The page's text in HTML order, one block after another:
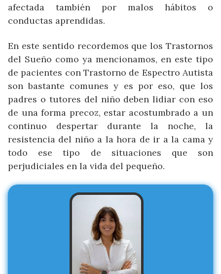
afectada también por malos hábitos o
conductas aprendidas.
En este sentido recordemos que los Trastornos
del Sueño como ya mencionamos, en este tipo
de pacientes con Trastorno de Espectro Autista
son bastante comunes y es por eso, que los
padres o tutores del niño deben lidiar con eso
de una forma precoz, estar acostumbrado a un
continuo despertar durante la noche, la
resistencia del niño a la hora de ir a la cama y
todo ese tipo de situaciones que son
perjudiciales en la vida del pequeño.